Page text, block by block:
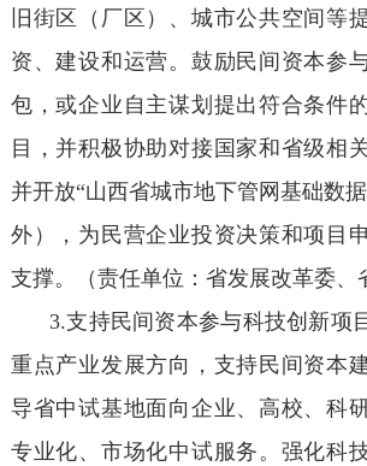
旧街区（厂区）、城市公共空间等
资、建设和运营。鼓励民间资本参
包，或企业自主谋划提出符合条件
目，并积极协助对接国家和省级相
并开放“山西省城市地下管网基础数
外），为民营企业投资决策和项目
支撑。（责任单位：省发展改革委、
3.支持民间资本参与科技创新项
重点产业发展方向，支持民间资本
导省中试基地面向企业、高校、科
专业化、市场化中试服务。强化科